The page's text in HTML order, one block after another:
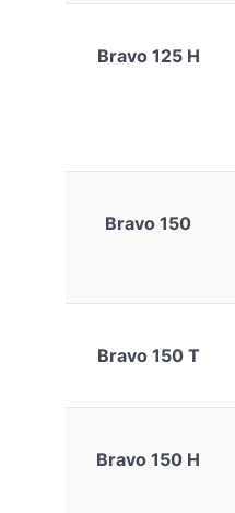
Bravo 125 H
Bravo 150
Bravo 150 T
Bravo 150 H